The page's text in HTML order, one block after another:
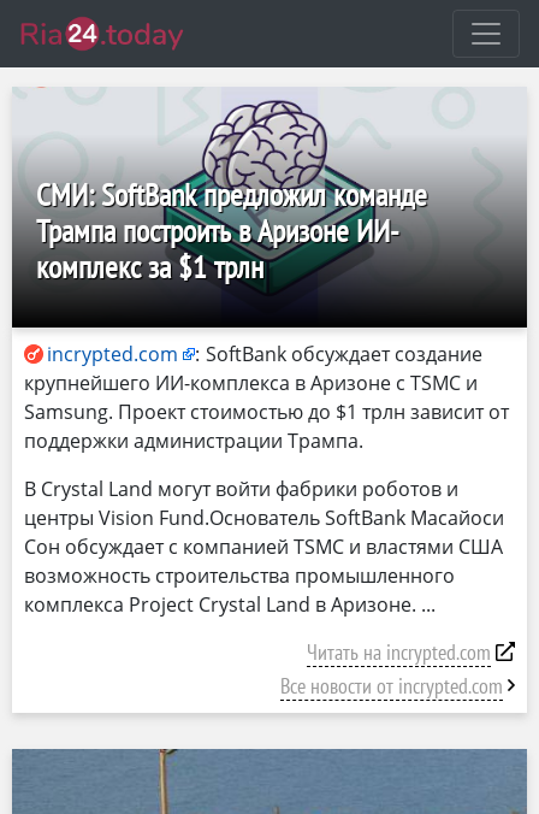
СМИ: SoftBank предложил команде
Трампа построить в Аризоне ИИ-
комплекс за $1 трлн
incrypted.com : SoftBank обсуждает создание
крупнейшего ИИ-комплекса в Аризоне с TSMC и
Samsung. Проект стоимостью до $1 трлн зависит от
поддержки администрации Трампа.
В Crystal Land могут войти фабрики роботов и
центры Vision Fund.Основатель SoftBank Масайоси
Сон обсуждает с компанией TSMC и властями США
возможность строительства промышленного
комплекса Project Crystal Land в Аризоне.
Читать на incrypted.com
Все новости от incrypted.com